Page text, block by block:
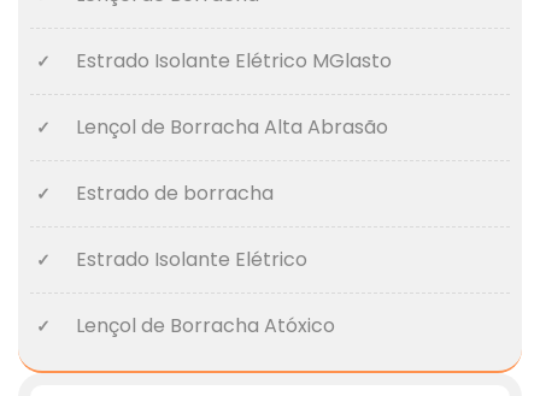
Estrado Isolante Elétrico MGlasto
Lençol de Borracha Alta Abrasão
Estrado de borracha
Estrado Isolante Elétrico
Lençol de Borracha Atóxico